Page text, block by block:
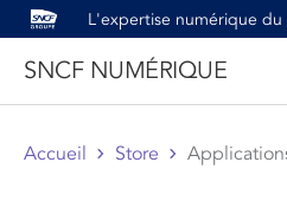
L'expertise numérique
SNCF NUMÉRIQUE
Accueil Store